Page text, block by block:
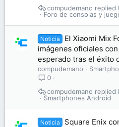
Foro de consolas y
compudemano
Noticia
El Xiaomi Mix
imágenes oficiales
esperado tras el éxito
compudemano
0
Smartphones Android
compudemano
Noticia
Square Enix